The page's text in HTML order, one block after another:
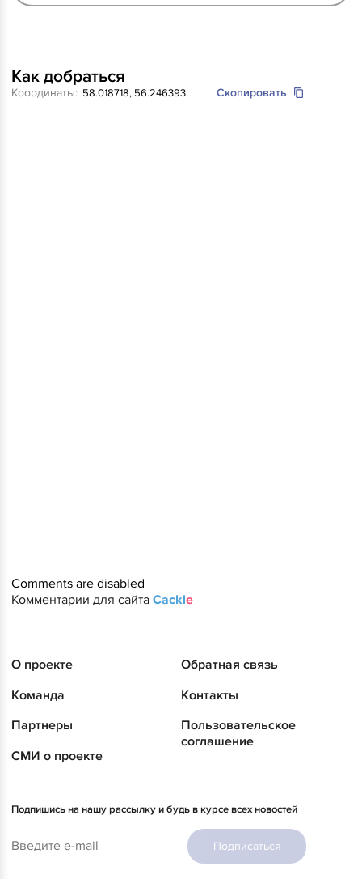
Координаты: Скопировать
Как добраться
Comments are disabled
Комментарии для сайта Cackle
О проекте
Команда
Партнеры
СМИ о проекте
Обратная связь
Контакты
Пользовательское
соглашение
Подпишись на нашу рассылку и будь в курсе всех новостей
Подписаться